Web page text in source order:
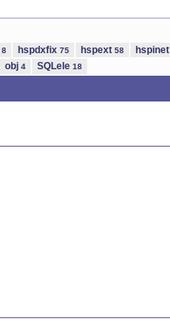
8 hspdxfix 75 hspext 58 hspinet
obj 4 SQLele 18